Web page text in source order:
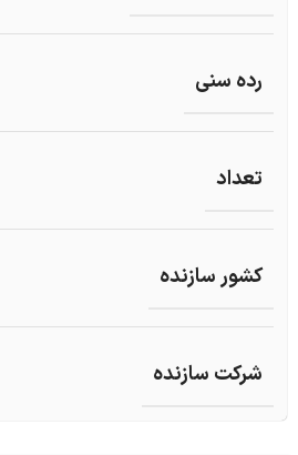
رده سنی
تعداد
کشور سازنده
شرکت سازنده